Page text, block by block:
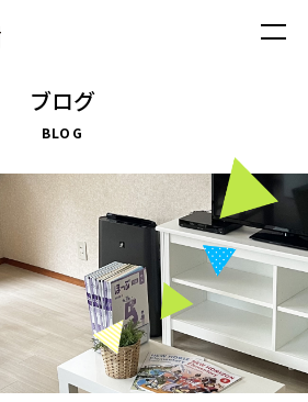
ブログ
BLOG